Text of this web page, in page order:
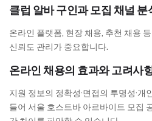
클럽 알바 구인과 모집 채널 분
온라인 플랫폼, 현장 채용, 추천 채용
신뢰도 관리가 중요합니다.
온라인 채용의 효과와 고려사
지원 정보의 정확성·면접의 투명성·개
들어 서울 호스트바 아르바이트 모집